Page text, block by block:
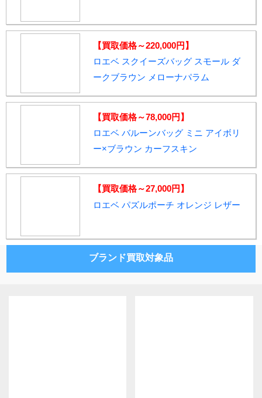
【買取価格～220,000円】
ロエベ スクイーズバッグ スモール ダ
ークブラウン メローナパラム
【買取価格～78,000円】
ロエベ バルーンバッグ ミニ アイボリ
ー×ブラウン カーフスキン
【買取価格～27,000円】
ロエベ パズルポーチ オレンジ レザー
ブランド買取対象品